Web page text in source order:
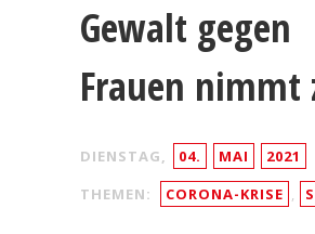
Gewalt gegen
Frauen nimmt
DIENSTAG, 04. MAI
2021
THEMEN:
CORONA-KRISE ,